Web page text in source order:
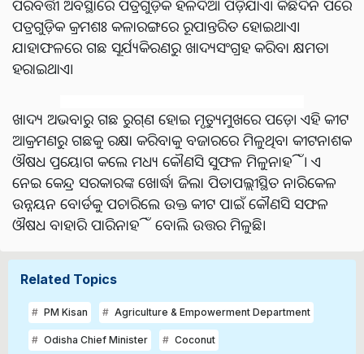
ପରବର୍ତ୍ତୀ ଅବସ୍ଥାରେ ପତ୍ରଗୁଡ଼ିକ ହଳଦିଆ ପଡ଼ିଯାଏ। କିଛିଦିନ ପରେ
ପତ୍ରଗୁଡ଼ିକ କ୍ରମଶଃ କଳାରଙ୍ଗରେ ରୂପାନ୍ତରିତ ହୋଇଥାଏ।
ଯାହାଫଳରେ ଗଛ ସୂର୍ଯ୍ୟକିରଣରୁ ଖାଦ୍ୟସଂଗ୍ରହ କରିବା କ୍ଷମତା
ହରାଇଥାଏ।
ଖାଦ୍ୟ ଅଭବାରୁ ଗଛ ରୁଗ୍‌ଣ ହୋଇ ମୃତ୍ୟୁମୁଖରେ ପଡ଼େ। ଏହି କୀଟ
ଆକ୍ରମଣରୁ ଗଛକୁ ରକ୍ଷା କରିବାକୁ ବଜାରରେ ମିଳୁଥିବା କୀଟନାଶକ
ଔଷଧ ପ୍ରୟୋଗ କଲେ ମଧ୍ୟ କୌଣସି ସୁଫଳ ମିଳୁନାହିଁ। ଏ
ନେଇ କେନ୍ଦ୍ର ସରକାରଙ୍କ ଖୋର୍ଦ୍ଧା ଜିଲା ପିତାପଲ୍ଲୀସ୍ଥିତ ନାରିକେଳ
ଉନ୍ନୟନ ବୋର୍ଡକୁ ପଚାରିଲେ ଉକ୍ତ କୀଟ ପାଇଁ କୌଣସି ସଫଳ
ଔଷଧ ବାହାରି ପାରିନାହିଁ ବୋଲି ଉତ୍ତର ମିଳୁଛି।
Related Topics
PM Kisan Agriculture & Empowerment Department
Odisha Chief Minister Coconut